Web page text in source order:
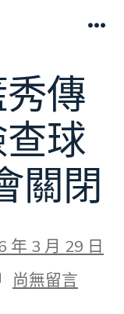
傳
球
關閉
年 3 月 29 日
在
〈交
尚無留言